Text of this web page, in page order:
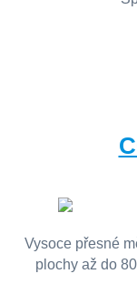
Vysoce přesné
plochy až do